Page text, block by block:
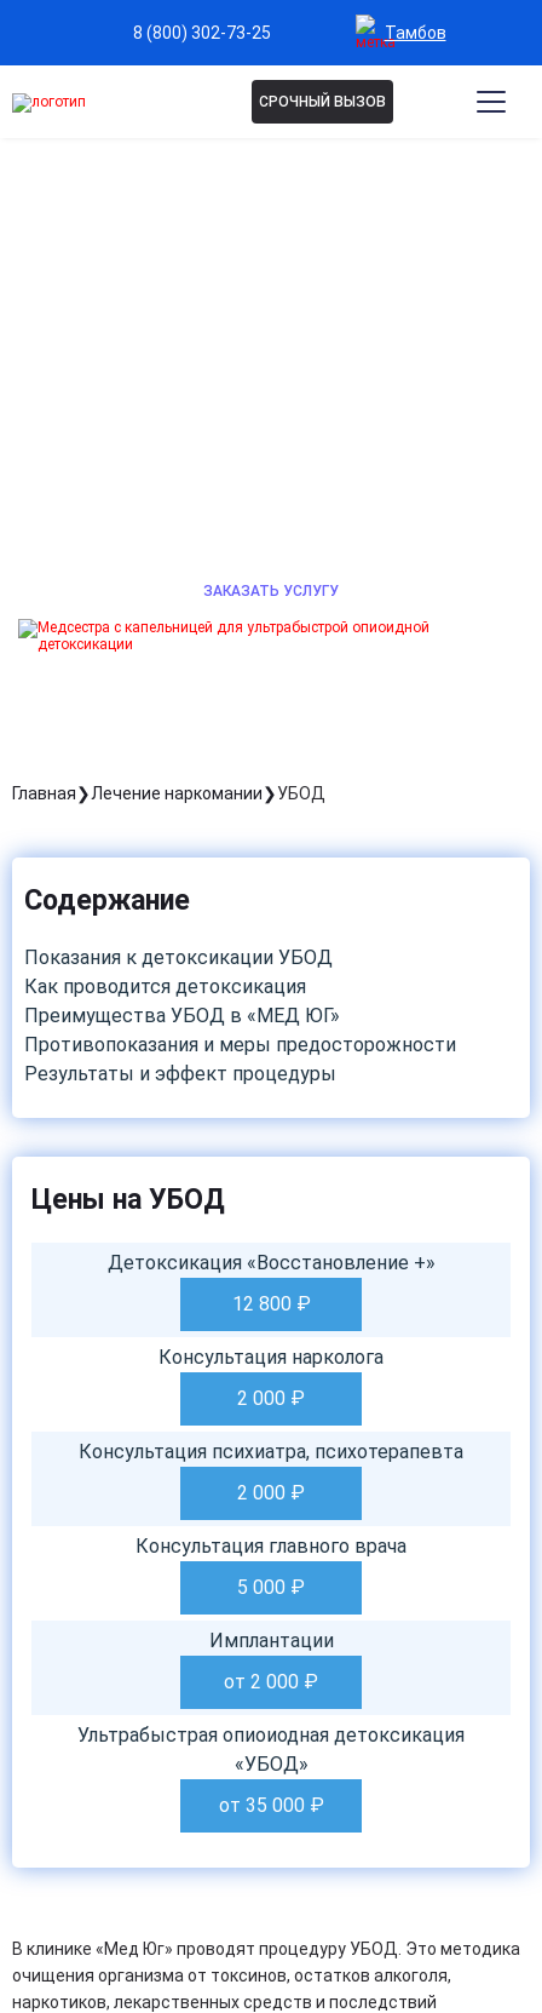
8 (800) 302-73-25 Тамбов
СРОЧНЫЙ ВЫЗОВ
ЗАКАЗАТЬ УСЛУГУ
Главная Лечение наркомании УБОД
Содержание
Показания к детоксикации УБОД
Как проводится детоксикация
Преимущества УБОД в «МЕД ЮГ»
Противопоказания и меры предосторожности
Результаты и эффект процедуры
Цены на УБОД
Детоксикация «Восстановление +»
12 800₽
Консультация нарколога
2 000 ₽
Консультация психиатра, психотерапевта
2 000 ₽
Консультация главного врача
5 000 ₽
Имплантации
от 2 000 ₽
Ультрабыстрая опиоиодная детоксикация
«УБОД»
от 35 000₽
В клинике «Мед Юг» проводят процедуру УБОД. Это методика
очищения организма от токсинов, остатков алкоголя,
наркотиков, лекарственных средств и последствий